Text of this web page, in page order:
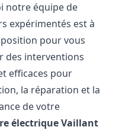
notre équipe de
expérimentés est à
pour vous
des interventions
efficaces pour
la réparation et la
de votre
électrique Vaillant